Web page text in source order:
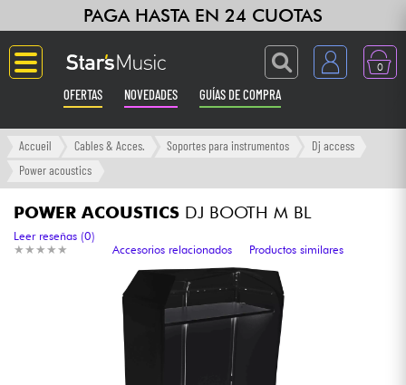
PAGA HASTA EN 24 CUOTAS
0
OFERTAS NOVEDADES GUÍAS DE COMPRA
Langue
Ampli & Efectos
Sintetizadores & samplers
Grabación
Accueil Cables & Acces. Soportes para instrumentos
Dj access
Power acoustics
POWER ACOUSTICS DJ BOOTH M BL
★ ★ ★ ★ ★
★ ★ ★ ★ ★
Leer reseñas (0)
Accesorios relacionados
Productos similares